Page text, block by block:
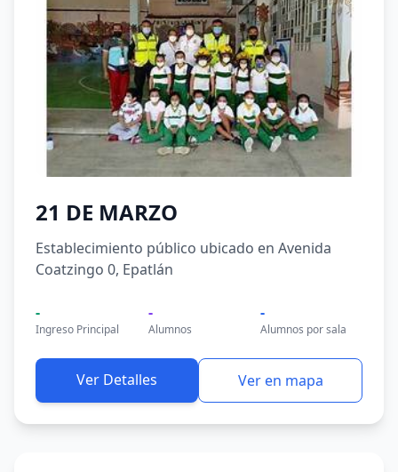
21 DE MARZO
Establecimiento público ubicado en Avenida
Coatzingo 0, Epatlán
-
Ingreso Principal
-
Alumnos
-
Alumnos por sala
Ver Detalles Ver en mapa